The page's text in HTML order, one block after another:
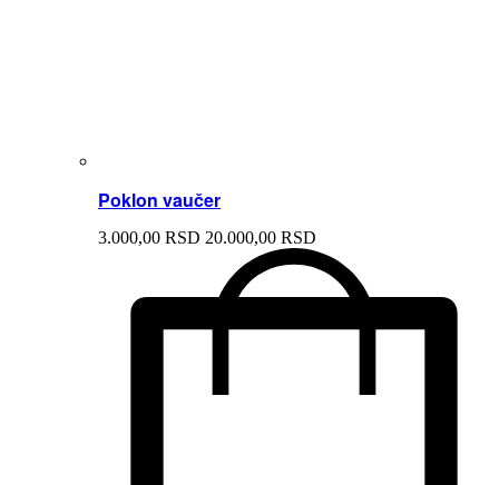
Poklon vaučer
3.000,00 RSD 20.000,00 RSD